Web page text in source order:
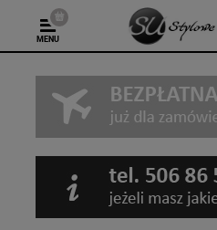
MENU